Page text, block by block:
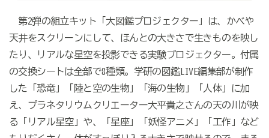
第2弾の組立キット「大図鑑プロジェクター」は、かべや
天井をスクリーンにして、ほんとの大きさで生きものを映し
たり、リアルな星空を投影できる実験プロジェクター。付属
の交換シートは全部で8種類。学研の図鑑LIVE編集部が制作
した「恐竜」「陸と空の生物」「海の生物」「人体」に加
え、プラネタリウムクリエーター大平貴之さんの天の川が映
る「リアル星空」や、「星座」「妖怪アニメ」「工作」など